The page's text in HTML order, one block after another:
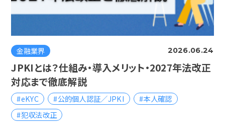
金融業界 2026.06.24
JPKIとは？仕組み・導入メリット・2027年法改正
対応まで徹底解説
#eKYC #公的個人認証／JPKI
#本人確認
#犯収法改正